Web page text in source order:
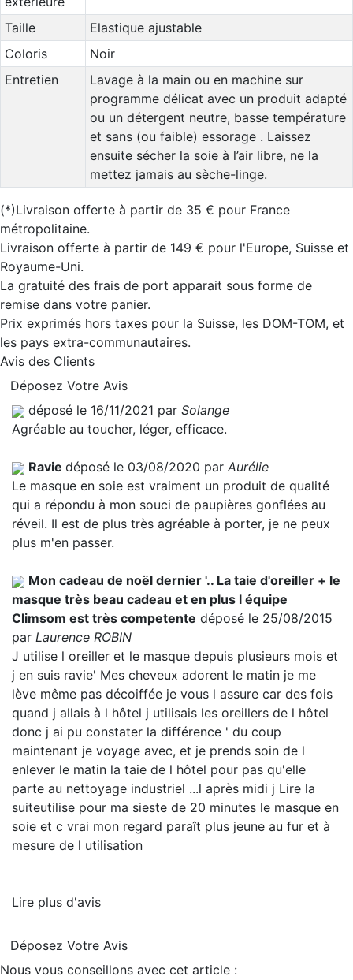
Taille
Elastique ajustable
Coloris
Noir
Entretien
Lavage à la main ou en machine sur
programme délicat avec un produit adapté
ou un détergent neutre, basse température
et sans (ou faible) essorage . Laissez
ensuite sécher la soie à l’air libre, ne la
mettez jamais au sèche-linge.
(*)Livraison offerte à partir de 35 € pour France
métropolitaine.
Livraison offerte à partir de 149 € pour l'Europe, Suisse et
Royaume-Uni.
La gratuité des frais de port apparait sous forme de
remise dans votre panier.
Prix exprimés hors taxes pour la Suisse, les DOM-TOM, et
les pays extra-communautaires.
Avis des Clients
Déposez Votre Avis
déposé le 16/11/2021 par Solange
Agréable au toucher, léger, efficace.
Ravie déposé le 03/08/2020 par Aurélie
Le masque en soie est vraiment un produit de qualité
qui a répondu à mon souci de paupières gonflées au
réveil. Il est de plus très agréable à porter, je ne peux
plus m'en passer.
Mon cadeau de noël dernier '.. La taie d'oreiller + le
masque très beau cadeau et en plus l équipe
Climsom est très competente déposé le 25/08/2015
par Laurence ROBIN
J utilise l oreiller et le masque depuis plusieurs mois et
j en suis ravie' Mes cheveux adorent le matin je me
lève même pas décoiffée je vous l assure car des fois
quand j allais à l hôtel j utilisais les oreillers de l hôtel
donc j ai pu constater la différence ' du coup
maintenant je voyage avec, et je prends soin de l
enlever le matin la taie de l hôtel pour pas qu'elle
parte au nettoyage industriel ...l après midi j Lire la
suiteutilise pour ma sieste de 20 minutes le masque en
soie et c vrai mon regard paraît plus jeune au fur et à
mesure de l utilisation
Lire plus d'avis
Déposez Votre Avis
Nous vous conseillons avec cet article :